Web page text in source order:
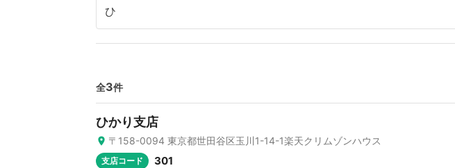
全3件
ひかり支店
〒158-0094 東京都世田谷区玉川1-14-1楽天クリムゾンハウス
支店コード 301